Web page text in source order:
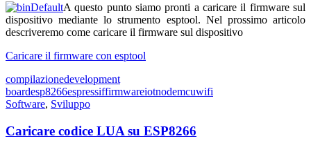
A questo punto siamo pronti a caricare il firmware sul
dispositivo mediante lo strumento esptool. Nel prossimo articolo
descriveremo come caricare il firmware sul dispositivo
Caricare il firmware con esptool
compilazionedevelopment
boardesp8266espressiffirmwareiotnodemcuwifi
Software, Sviluppo
Caricare codice LUA su ESP8266